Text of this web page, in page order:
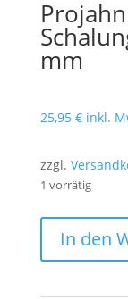
mm
25,95 € inkl.
zzgl.
1 vorrätig
Sicherheits-
In den